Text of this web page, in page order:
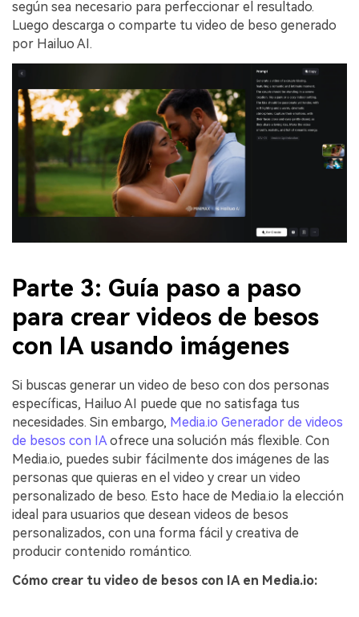
según sea necesario para perfeccionar el resultado.
Luego descarga o comparte tu video de beso generado
por Hailuo AI.
Parte 3: Guía paso a paso
para crear videos de besos
con IA usando imágenes
Si buscas generar un video de beso con dos personas
específicas, Hailuo AI puede que no satisfaga tus
necesidades. Sin embargo, Media.io Generador de videos
de besos con IAofrece una solución más flexible. Con
Media.io, puedes subir fácilmente dos imágenes de las
personas que quieras en el video y crear un video
personalizado de beso. Esto hace de Media.io la elección
ideal para usuarios que desean videos de besos
personalizados, con una forma fácil y creativa de
producir contenido romántico.
Cómo crear tu video de besos con IA en Media.io: